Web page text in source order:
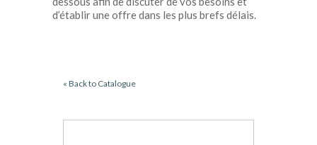
d’établir une offre dans les plus brefs délais.
« Back to Catalogue